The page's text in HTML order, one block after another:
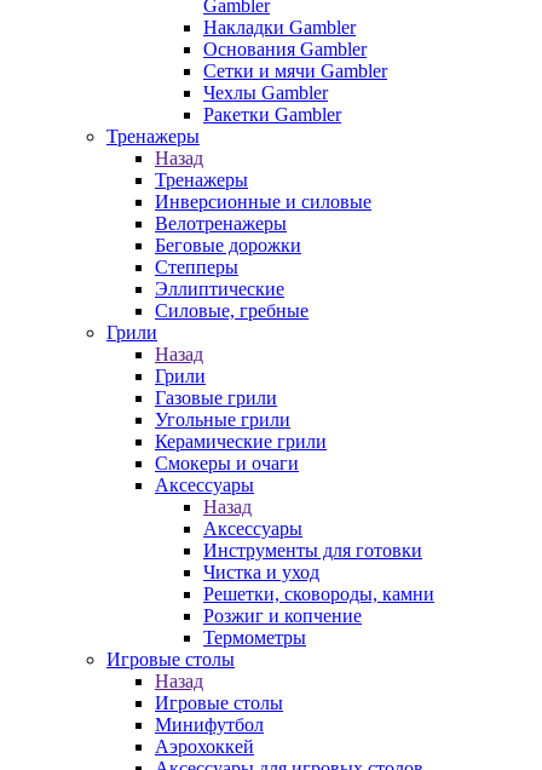
Gambler
Накладки Gambler
Основания Gambler
Сетки и мячи Gambler
Чехлы Gambler
Ракетки Gambler
Тренажеры
Назад
Тренажеры
Инверсионные и силовые
Велотренажеры
Беговые дорожки
Степперы
Эллиптические
Силовые, гребные
Грили
Назад
Грили
Газовые грили
Угольные грили
Керамические грили
Смокеры и очаги
Аксессуары
Назад
Аксессуары
Инструменты для готовки
Чистка и уход
Решетки, сковороды, камни
Розжиг и копчение
Термометры
Игровые столы
Назад
Игровые столы
Минифутбол
Аэрохоккей